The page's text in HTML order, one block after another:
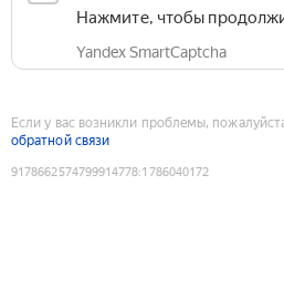
Нажмите, чтобы
Yandex SmartCaptcha
Если у вас возникли проблемы,
обратной связи
9178662574799914778:1786040172